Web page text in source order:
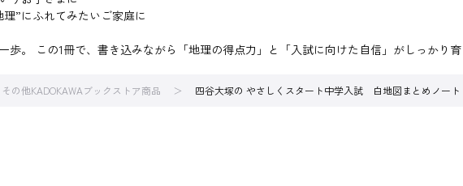
”にふれてみたいご家庭に
歩。 この1冊で、書き込みながら「地理の得点力」と「入試に向けた自信」がしっかり
その他KADOKAWAブックストア商品 四谷大塚の やさしくスタート中学入試 白地図まとめノート